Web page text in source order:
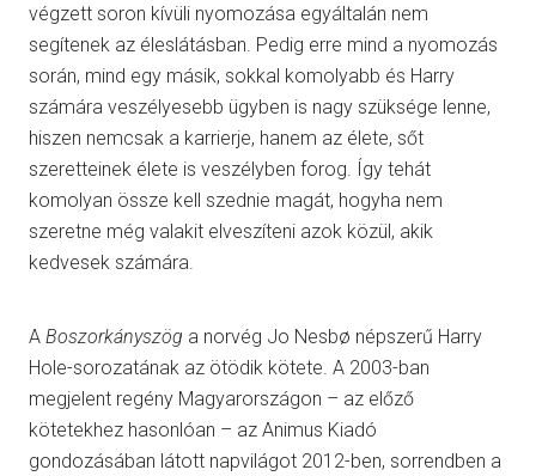
végzett soron kívüli nyomozása egyáltalán nem
segítenek az éleslátásban. Pedig erre mind a nyomozás
során, mind egy másik, sokkal komolyabb és Harry
számára veszélyesebb ügyben is nagy szüksége lenne,
hiszen nemcsak a karrierje, hanem az élete, sőt
szeretteinek élete is veszélyben forog. Így tehát
komolyan össze kell szednie magát, hogyha nem
szeretne még valakit elveszíteni azok közül, akik
kedvesek számára.
A Boszorkányszög a norvég Jo Nesbø népszerű Harry
Hole-sorozatának az ötödik kötete. A 2003-ban
megjelent regény Magyarországon – az előző
kötetekhez hasonlóan – az Animus Kiadó
gondozásában látott napvilágot 2012-ben, sorrendben a